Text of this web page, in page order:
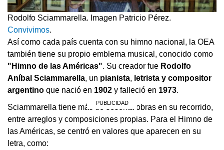
Rodolfo Sciammarella. Imagen Patricio Pérez.
Convivimos.
Así como cada país cuenta con su himno nacional, la OEA
también tiene su propio emblema musical, conocido como
"Himno de las Américas". Su creador fue Rodolfo
Aníbal Sciammarella, un pianista, letrista y compositor
argentino que nació en 1902 y falleció en 1973.
Sciammarella tiene más de sesenta obras en su recorrido,
entre arreglos y composiciones propias. Para el Himno de
las Américas, se centró en valores que aparecen en su
letra, como: